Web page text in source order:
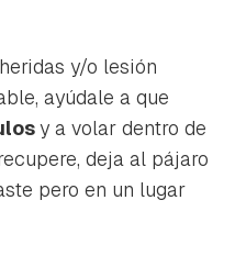
y/o lesión
ayúdale a que
y a volar dentro de
deja al pájaro
pero en un lugar